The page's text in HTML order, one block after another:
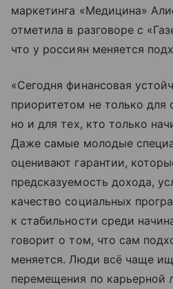
маркетинга «Медицина»
отметила в разговоре с
что у россиян меняется
«Сегодня финансовая
приоритетом не только для
но и для тех, кто только
Даже самые молодые
оценивают гарантии,
предсказуемость дохода,
качество социальных
к стабильности среди
говорит о том, что сам
меняется. Люди всё чаще
перемещения по карьерной